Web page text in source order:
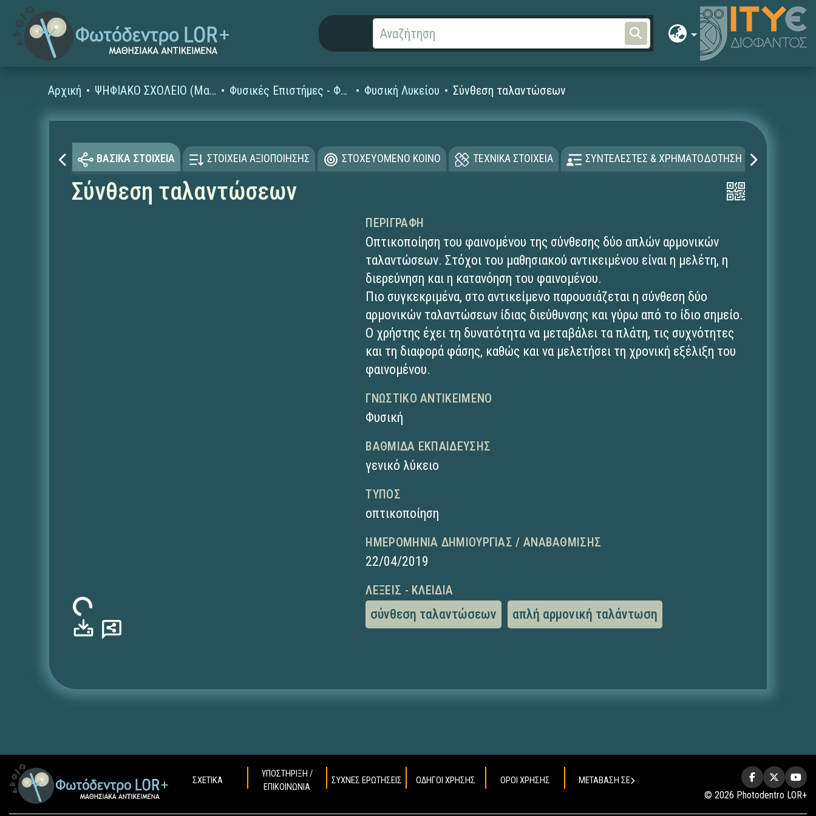
Αρχική ΨΗΦΙΑΚΟ ΣΧΟΛΕΙΟ (Μαθησιακά Αντικείμενα) Φυσικές Επιστήμες - Φυσική Φυσική Λυκείου Σύνθεση ταλαντώσεων
ΒΑΣΙΚΑ ΣΤΟΙΧΕΙΑ ΣΤΟΙΧΕΙΑ ΑΞΙΟΠΟΙΗΣΗΣ ΣΤΟΧΕΥΟΜΕΝΟ ΚΟΙΝΟ ΤΕΧΝΙΚΑ ΣΤΟΙΧΕΙΑ ΣΥΝΤΕΛΕΣΤΕΣ & ΧΡΗΜΑΤΟΔΟΤΗΣΗ
Σύνθεση ταλαντώσεων
Φόρτωση...
ΠΕΡΙΓΡΑΦΉ
Οπτικοποίηση του φαινομένου της σύνθεσης δύο απλών αρμονικών
ταλαντώσεων. Στόχοι του μαθησιακού αντικειμένου είναι η μελέτη, η
διερεύνηση και η κατανόηση του φαινομένου.
Πιο συγκεκριμένα, στο αντικείμενο παρουσιάζεται η σύνθεση δύο
αρμονικών ταλαντώσεων ίδιας διεύθυνσης και γύρω από το ίδιο σημείο.
Ο χρήστης έχει τη δυνατότητα να μεταβάλει τα πλάτη, τις συχνότητες
και τη διαφορά φάσης, καθώς και να μελετήσει τη χρονική εξέλιξη του
φαινομένου.
ΓΝΩΣΤΙΚΌ ΑΝΤΙΚΕΊΜΕΝΟ
Φυσική
ΒΑΘΜΊΔΑ ΕΚΠΑΊΔΕΥΣΗΣ
γενικό λύκειο
ΤΎΠΟΣ
οπτικοποίηση
ΗΜΕΡΟΜΗΝΊΑ ΔΗΜΙΟΥΡΓΊΑΣ / ΑΝΑΒΆΘΜΙΣΗΣ
22/04/2019
ΛΈΞΕΙΣ - ΚΛΕΙΔΙΆ
σύνθεση ταλαντώσεων απλή αρμονική ταλάντωση
ΣΧΕΤΙΚΑ
ΥΠΟΣΤΗΡΙΞΗ /
ΕΠΙΚΟΙΝΩΝΙΑ
ΣΥΧΝΕΣ ΕΡΩΤΗΣΕΙΣ ΟΔΗΓΟΙ ΧΡΗΣΗΣ ΟΡΟΙ ΧΡΗΣΗΣ ΜΕΤΑΒΑΣΗ ΣΕ
© 2026 Photodentro LOR+